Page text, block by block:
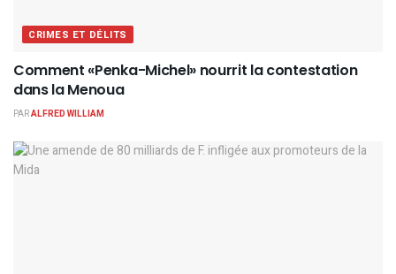
CRIMES ET DÉLITS
Comment «Penka-Michel» nourrit la contestation
dans la Menoua
PARALFRED WILLIAM